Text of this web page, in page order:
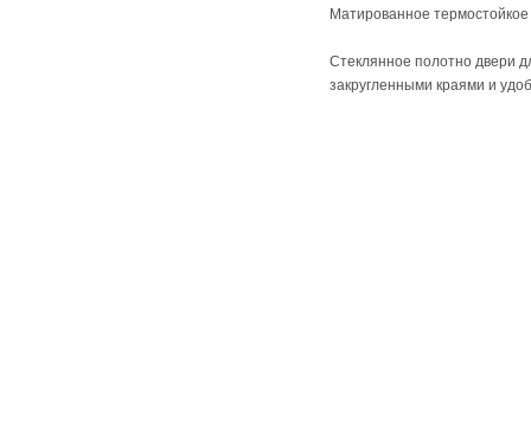
Матированное
Стеклянное полотно двери
закругленными краями и